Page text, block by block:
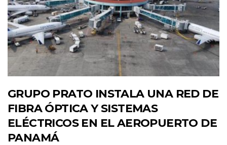
GRUPO PRATO INSTALA UNA RED DE
FIBRA ÓPTICA Y SISTEMAS
ELÉCTRICOS EN EL AEROPUERTO DE
PANAMÁ